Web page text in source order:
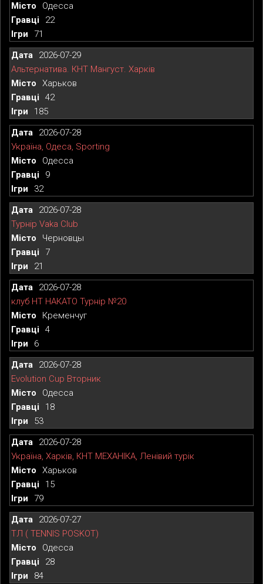
Одесса
22
71
2026-07-29
Альтернатива. КНТ Мангуст. Харків
Харьков
42
185
2026-07-28
Україна, Одеса, Sporting
Одесса
9
32
2026-07-28
Турнір Vaka Club
Черновцы
7
21
2026-07-28
клуб НТ НАКАТО Турнір №20
Кременчуг
4
6
2026-07-28
Evolution Cup Вторник
Одесса
18
53
2026-07-28
Україна, Харків, КНТ МЕХАНІКА, Ленівий турік
Харьков
15
79
2026-07-27
ТЛ ( TENNIS POSKOT)
Одесса
28
84